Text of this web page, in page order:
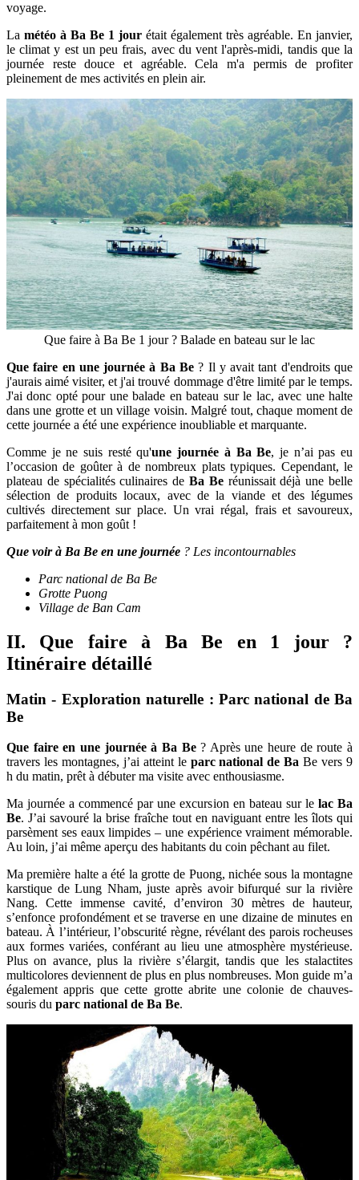
voyage.
La météo à Ba Be 1 jour était également très agréable. En janvier,
le climat y est un peu frais, avec du vent l'après-midi, tandis que la
journée reste douce et agréable. Cela m'a permis de profiter
pleinement de mes activités en plein air.
Que faire à Ba Be 1 jour ? Balade en bateau sur le lac
Que faire en une journée à Ba Be ? Il y avait tant d'endroits que
j'aurais aimé visiter, et j'ai trouvé dommage d'être limité par le temps.
J'ai donc opté pour une balade en bateau sur le lac, avec une halte
dans une grotte et un village voisin. Malgré tout, chaque moment de
cette journée a été une expérience inoubliable et marquante.
Comme je ne suis resté qu'une journée à Ba Be, je n’ai pas eu
l’occasion de goûter à de nombreux plats typiques. Cependant, le
plateau de spécialités culinaires de Ba Beréunissait déjà une belle
sélection de produits locaux, avec de la viande et des légumes
cultivés directement sur place. Un vrai régal, frais et savoureux,
parfaitement à mon goût !
Que voir à Ba Be en une journée ? Les incontournables
Parc national de Ba Be
Grotte Puong
Village de Ban Cam
II. Que faire à Ba Be en 1 jour ?
Itinéraire détaillé
Matin - Exploration naturelle : Parc national de Ba
Be
Que faire en une journée à Ba Be? Après une heure de route à
travers les montagnes, j’ai atteint le parc national de Ba Be vers 9
h du matin, prêt à débuter ma visite avec enthousiasme.
Ma journée a commencé par une excursion en bateau sur le lac Ba
Be. J’ai savouré la brise fraîche tout en naviguant entre les îlots qui
parsèment ses eaux limpides – une expérience vraiment mémorable.
Au loin, j’ai même aperçu des habitants du coin pêchant au filet.
Ma première halte a été la grotte de Puong, nichée sous la montagne
karstique de Lung Nham, juste après avoir bifurqué sur la rivière
Nang. Cette immense cavité, d’environ 30 mètres de hauteur,
s’enfonce profondément et se traverse en une dizaine de minutes en
bateau. À l’intérieur, l’obscurité règne, révélant des parois rocheuses
aux formes variées, conférant au lieu une atmosphère mystérieuse.
Plus on avance, plus la rivière s’élargit, tandis que les stalactites
multicolores deviennent de plus en plus nombreuses. Mon guide m’a
également appris que cette grotte abrite une colonie de chauves-
souris du parc national de Ba Be.